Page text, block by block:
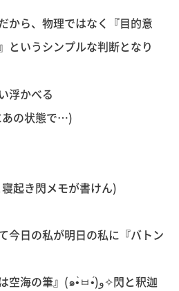
から、物理ではなく『目的意
いうシンプルな判断となり
浮かべる
の状態で…)
起き閃メモが書けん)
今日の私が明日の私に『バトン
私に取って『スマホメモは空海の筆』(๑•̀ㅂ•́)و✧閃と釈迦